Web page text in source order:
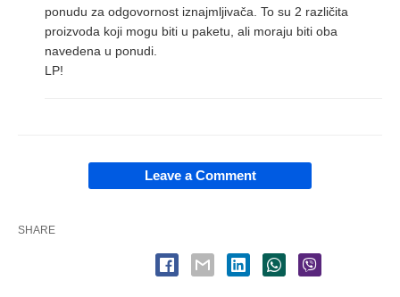
ponudu za odgovornost iznajmljivača. To su 2 različita
proizvoda koji mogu biti u paketu, ali moraju biti oba
navedena u ponudi.
LP!
Leave a Comment
SHARE